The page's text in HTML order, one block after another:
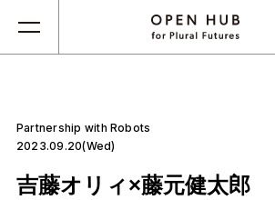
Partnership with Robots
2023.09.20(Wed)
吉藤オリィ×藤元健太郎